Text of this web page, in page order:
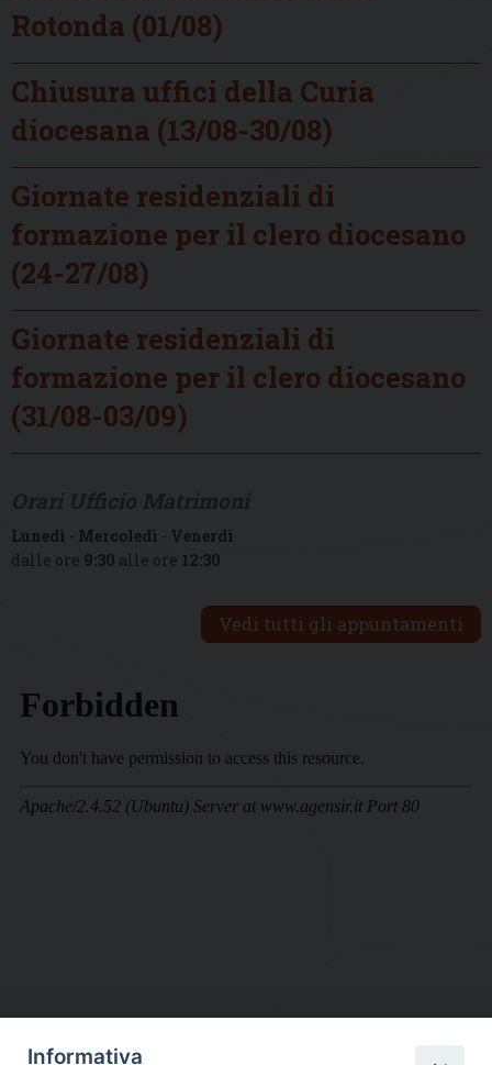
Rotonda (01/08)
Chiusura uffici della Curia
diocesana (13/08-30/08)
Giornate residenziali di
formazione per il clero diocesano
(24-27/08)
Giornate residenziali di
formazione per il clero diocesano
(31/08-03/09)
Lunedì - Mercoledì - Venerdì
dalle ore 9:30 alle ore 12:30
Vedi tutti gli appuntamenti
Informativa